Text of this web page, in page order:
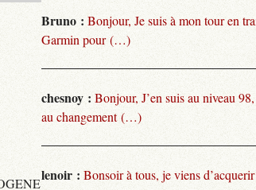
Bruno : Bonjour, Je suis à mon tour en
Garmin pour (…)
chesnoy : Bonjour, J’en suis au niveau
au changement (…)
lenoir : Bonsoir à tous, je viens